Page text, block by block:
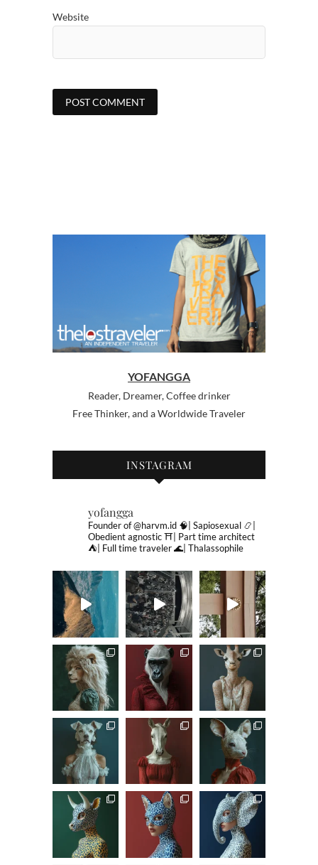
Website
YOFANGGA
Reader, Dreamer, Coffee drinker
Free Thinker, and a Worldwide Traveler
INSTAGRAM
yofangga
Founder of @harvm.id 🧠| Sapiosexual 📿|
Obedient agnostic⛩| Part time architect
⛺️| Full time traveler🌊| Thalassophile